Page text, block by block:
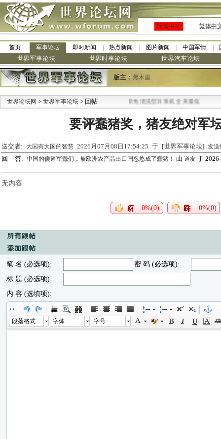
简体中文 繁体中
首页 军事论坛 即时新闻 热点新闻 图片新闻 中国军情
世界军事论坛 世界时事论坛 世界汽车论坛
版主： 黑木崖
世界论坛网 > 世界军事论坛 > 回帖· 九阳全新免清洗型豆浆机 全美最低
要评蠢猪奖，猪友绝对军
送交者: 大国有大国的智慧 2026月07月08日17:54:25 于 [世界军事论坛] 发送
回 答: 中国的傻逼军蠢们，被欧洲农产品出口国忽悠成了蠢猪！ 由 道友 于
无内容
0%(0) 0%(0)
笔 名 (必选项):
密 码 (必选项):
标 题 (必选项):
内 容 (选填项):
段落格式 字体 字号